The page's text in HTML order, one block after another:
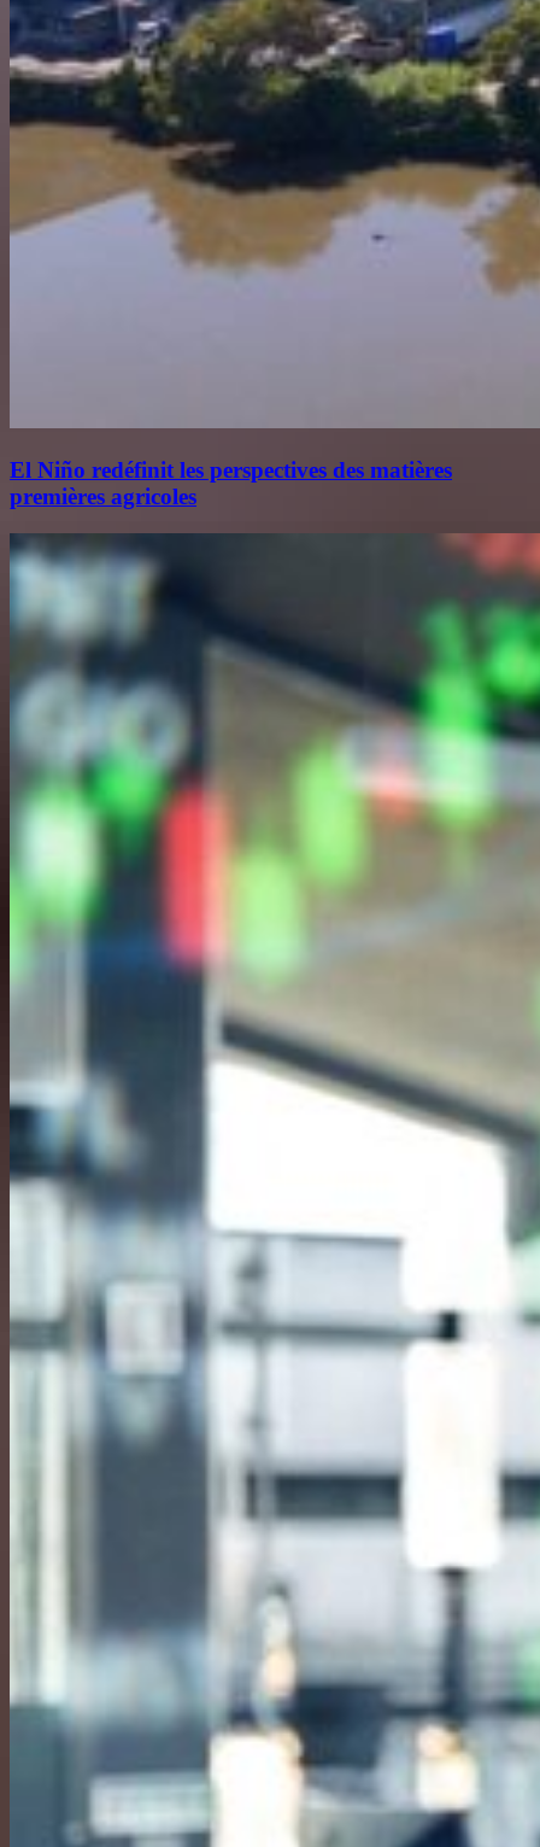
El Niño redéfinit les perspectives des matières
premières agricoles